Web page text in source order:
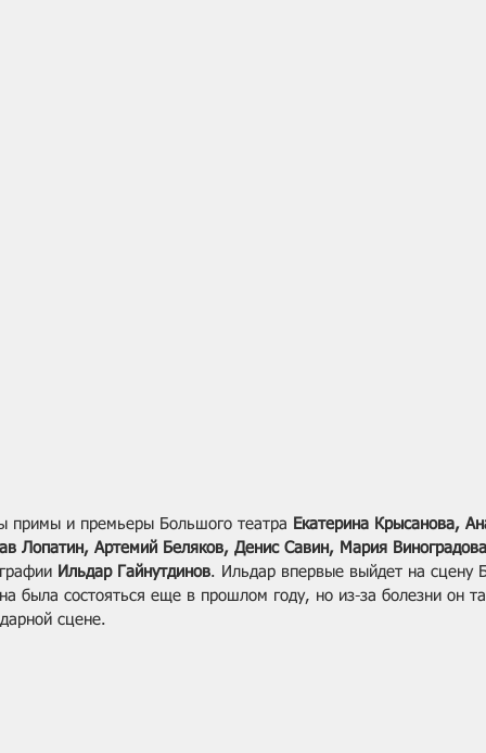
примы и премьеры Большого театра Екатерина Крысанова,
Лопатин, Артемий Беляков, Денис Савин, Мария Виноградова
Ильдар Гайнутдинов. Ильдар впервые выйдет на сцену
была состояться еще в прошлом году, но из-за болезни он
сцене.